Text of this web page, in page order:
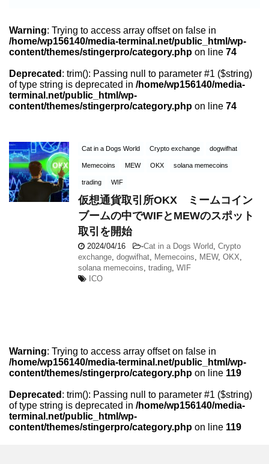
Warning: Trying to access array offset on false in
/home/wp156140/media-terminal.net/public_html/wp-
content/themes/stingerpro/category.php on line 74
Deprecated : trim(): Passing null to parameter #1 ($string)
of type string is deprecated in /home/wp156140/media-
terminal.net/public_html/wp-
content/themes/stingerpro/category.php on line 74
Cat in a Dogs World Crypto exchange dogwifhat
Memecoins MEW OKX solana memecoins
trading WIF
仮想通貨取引所OKX ミームコイン
ブームの中でWIFとMEWのスポット
取引を開始
2024/04/16 -Cat in a Dogs World Crypto
exchange dogwifhat Memecoins MEW, OKX
solana memecoins trading WIF
ICO
Warning: Trying to access array offset on false in
/home/wp156140/media-terminal.net/public_html/wp-
content/themes/stingerpro/category.php on line 119
Deprecated : trim(): Passing null to parameter #1 ($string)
of type string is deprecated in /home/wp156140/media-
terminal.net/public_html/wp-
content/themes/stingerpro/category.php on line 119